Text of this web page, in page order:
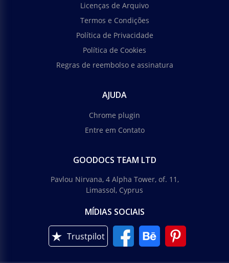
Licenças de Arquivo
Termos e Condições
Política de Privacidade
Política de Cookies
Regras de reembolso e assinatura
AJUDA
Chrome plugin
Entre em Contato
GOODOCS TEAM LTD
Pavlou Nirvana, 4 Alpha Tower, of. 11,
Limassol, Cyprus
MÍDIAS SOCIAIS
Trustpilot